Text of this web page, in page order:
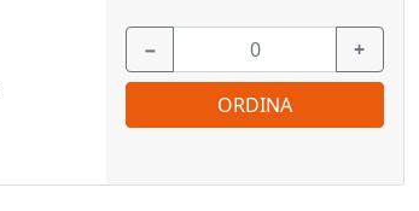
− +
ORDINA